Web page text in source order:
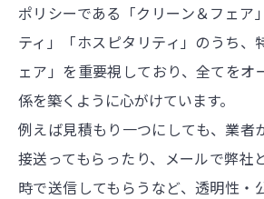
ポリシーである「クリーン＆フェア
ティ」「ホスピタリティ」のうち、
ェア」を重要視しており、全てをオ
係を築くように心がけています。
例えば見積もり一つにしても、業者
接送ってもらったり、メールで弊社
時で送信してもらうなど、透明性・